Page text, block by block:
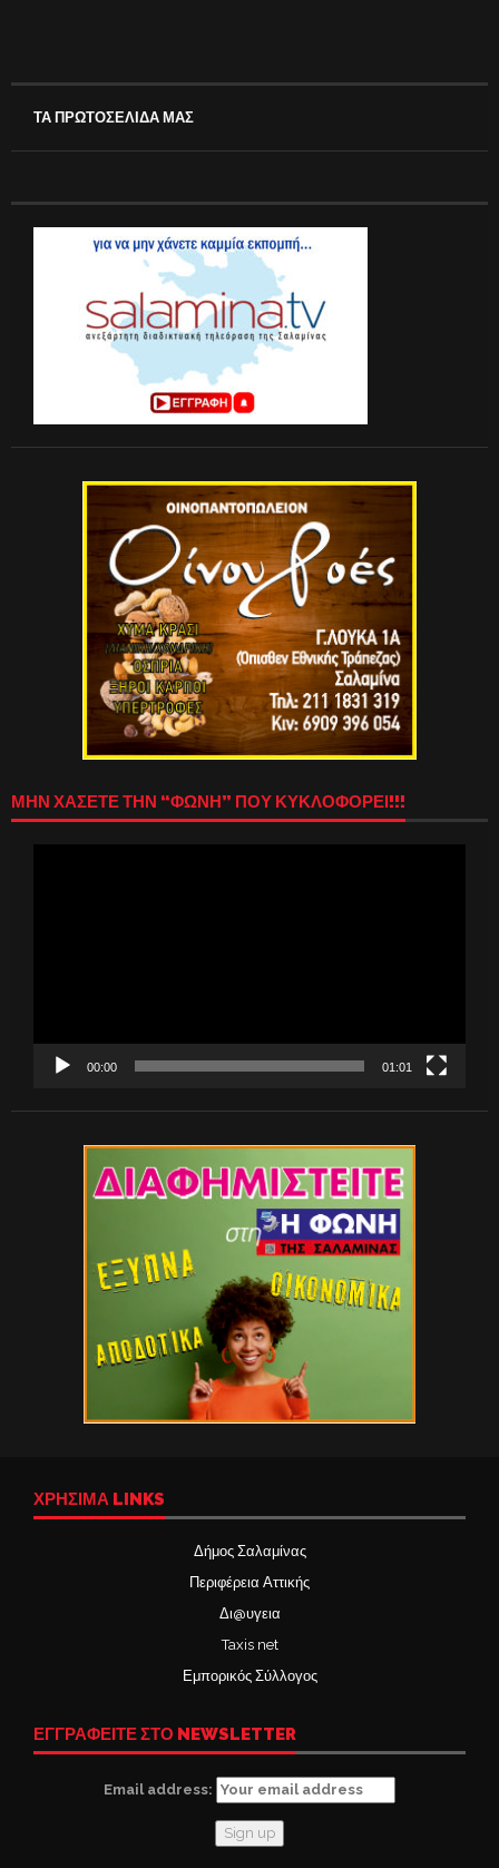
ΤΑ ΠΡΩΤΟΣΕΛΙΔΑ ΜΑΣ
ΜΗΝ ΧΑΣΕΤΕ ΤΗΝ “ΦΩΝΗ” ΠΟΥ ΚΥΚΛΟΦΟΡΕΙ!!!
00:00 01:01
ΧΡΉΣΙΜΑ LINKS
Δήμος Σαλαμίνας
Περιφέρεια Αττικής
Δι@υγεια
Taxis net
Εμπορικός Σύλλογος
ΕΓΓΡΑΦΕΙΤΕ ΣΤΟ NEWSLETTER
Email address: